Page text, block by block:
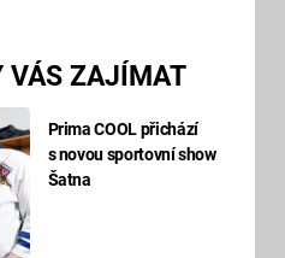
VÁS ZAJÍMAT
Prima COOL přichází
s novou sportovní show
Šatna